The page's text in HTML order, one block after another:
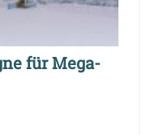
für Mega-